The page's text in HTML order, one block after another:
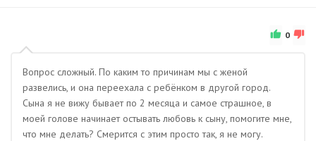
0
Вопрос сложный. По каким то причинам мы с женой
развелись, и она переехала с ребёнком в другой город.
Сына я не вижу бывает по 2 месяца и самое страшное, в
моей голове начинает остывать любовь к сыну, помогите мне,
что мне делать? Смерится с этим просто так, я не могу.